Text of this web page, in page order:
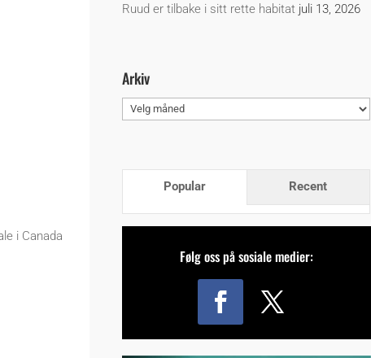
i Canada
Ruud er tilbake i sitt rette habitat juli 13, 2026
Arkiv
Arkiv
Popular Recent
Følg oss på sosiale medier: